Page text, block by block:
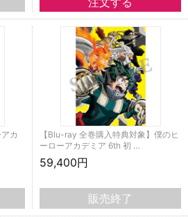
カ
【Blu-ray 全巻購入特典対象】僕のヒ
ーローアカデミア 6th 初 …
59,400円
販売終了